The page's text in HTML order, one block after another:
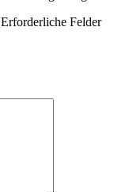
Erforderliche Felder